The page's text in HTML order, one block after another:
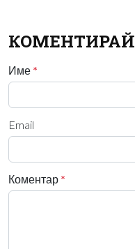
КОМЕНТИРАЙ
Име *
Email
Коментар *